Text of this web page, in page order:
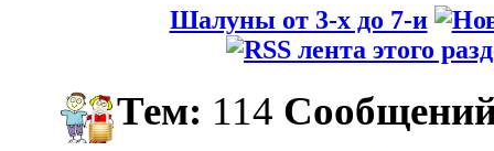
Шалуны от 3-х до 7-и
Тем: 114